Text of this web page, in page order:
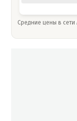
Средние цены в сети